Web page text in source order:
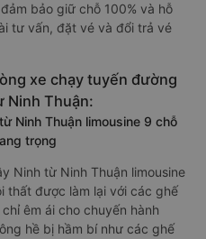
bảo giữ chỗ 100% và hỗ
tư vấn, đặt vé và đổi trả vé
xe chạy tuyến đường
Ninh Thuận:
Ninh Thuận limousine 9 chỗ
trọng
Ninh từ Ninh Thuận limousine
thất được làm lại với các ghế
êm ái cho chuyến hành
hề bị hầm bí như các ghế